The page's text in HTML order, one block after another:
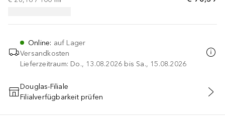
Online: auf Lager
Versandkosten
Lieferzeitraum: Do., 13.08.2026 bis Sa., 15.08.2026
IN DEN WARENKORB
Douglas-Filiale
Filialverfügbarkeit prüfen